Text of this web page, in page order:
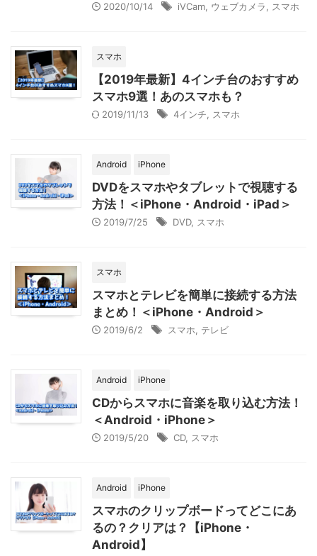
2020/10/14 iVCam ウェブカメラ スマホ
スマホ
【2019年最新】4インチ台のおすすめ
スマホ9選！あのスマホも？
2019/11/13 4インチ スマホ
Android iPhone
DVDをスマホやタブレットで視聴する
方法！＜iPhone・Android・iPad＞
2019/7/25 DVD, スマホ
スマホ
スマホとテレビを簡単に接続する方法
まとめ！＜iPhone・Android＞
2019/6/2 スマホ テレビ
Android iPhone
CDからスマホに音楽を取り込む方法！
＜Android・iPhone＞
2019/5/20 CD, スマホ
Android iPhone
スマホのクリップボードってどこにあ
るの？クリアは？【iPhone・
Android】